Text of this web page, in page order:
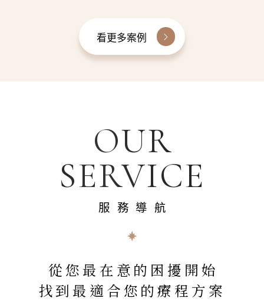
看更多案例
OUR
SERVICE
服務導航
從您最在意的困擾開始
找到最適合您的療程方案